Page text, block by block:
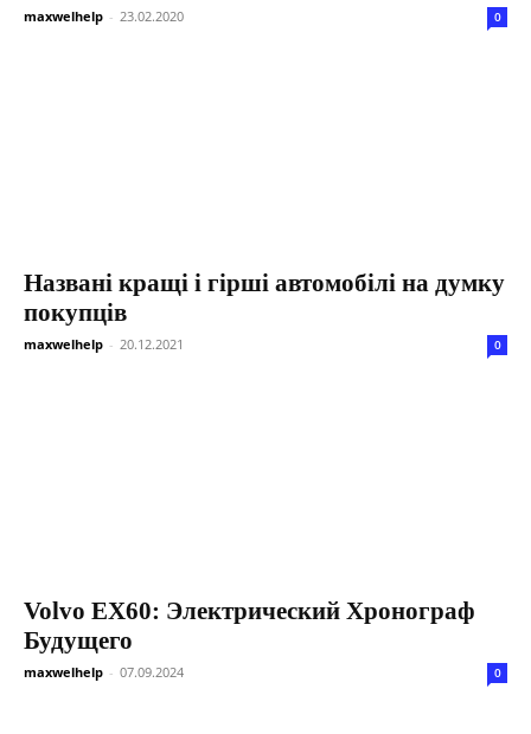
maxwelhelp - 23.02.2020 0
Названі кращі і гірші автомобілі на думку
покупців
maxwelhelp - 20.12.2021 0
Volvo EX60: Электрический Хронограф
Будущего
maxwelhelp - 07.09.2024 0